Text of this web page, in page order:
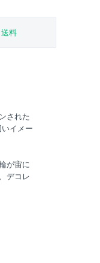
料
された
イメー
が宙に
デコレ